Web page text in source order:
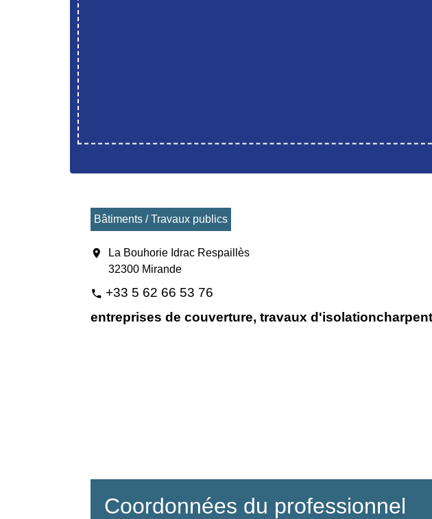
Bâtiments / Travaux publics
location_on
La Bouhorie Idrac Respaillès
32300 Mirande
phone +33 5 62 66 53 76
entreprises de couverture, travaux
Coordonnées du professionnel